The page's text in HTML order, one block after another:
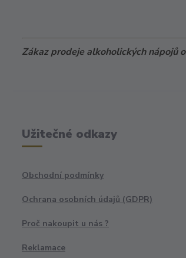
Zákaz prodeje alkoholických nápojů
Užitečné odkazy
Obchodní podmínky
Ochrana osobních údajů (GDPR)
Proč nakoupit u nás ?
Reklamace